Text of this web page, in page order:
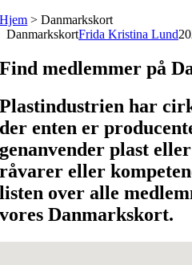
Hjem >Danmarkskort
DanmarkskortFrida Kristina Lund
Find medlemmer på
Plastindustrien har
der enten er
genanvender plast
råvarer eller
listen over alle
vores Danmarkskort.